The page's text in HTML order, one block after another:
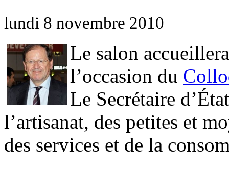
lundi 8 novembre 2010
Le salon
l’occasion du
Le Secrétaire
l’artisanat, des petites et
des services et de la